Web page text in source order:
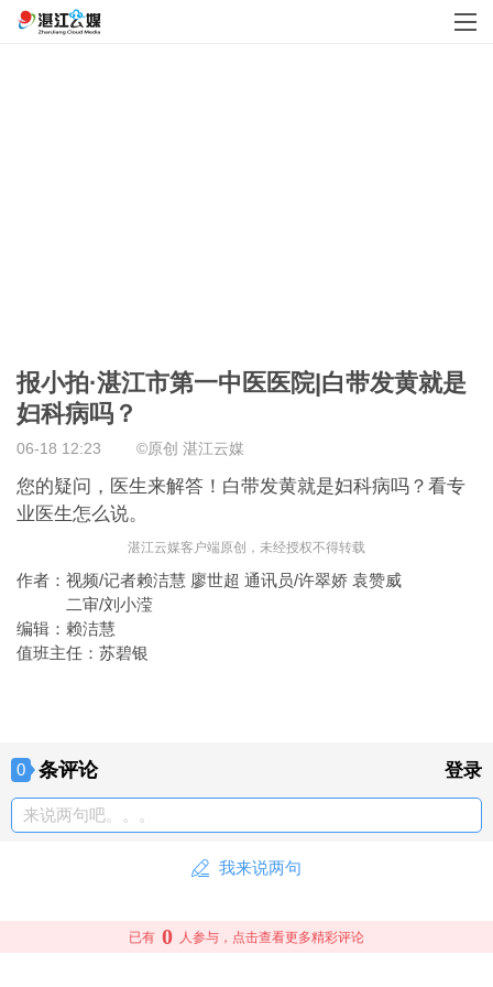
报小拍·湛江市第一中医医院|白带发黄就是
妇科病吗？
06-18 12:23 ©原创 湛江云媒
您的疑问，医生来解答！白带发黄就是妇科病吗？看专
业医生怎么说。
湛江云媒客户端原创，未经授权不得转载
作者： 视频/记者赖洁慧 廖世超 通讯员/许翠娇 袁赞威
二审/刘小滢
编辑： 赖洁慧
值班主任： 苏碧银
0 条评论 登录
来说两句吧。。。
我来说两句
已有 0 人参与，点击查看更多精彩评论